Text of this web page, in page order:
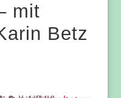
mit
Betz